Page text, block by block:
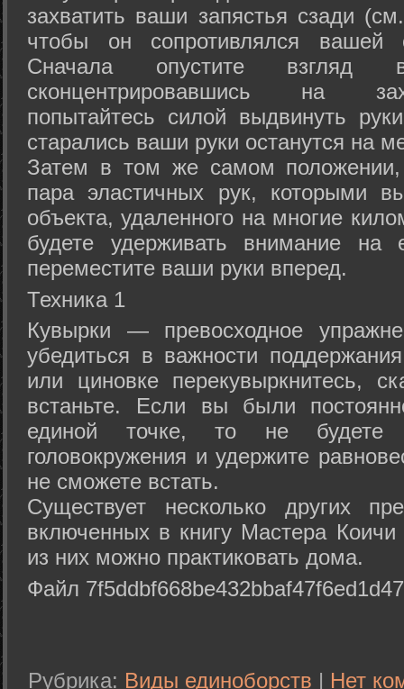
захватить ваши запястья сзади
чтобы он сопротивлялся вашей
Сначала опустите
сконцентрировавшись на
попытайтесь силой выдвинуть
старались ваши руки останутся на
Затем в том же самом положении,
пара эластичных рук, которыми
объекта, удаленного на многие
будете удерживать внимание на
переместите ваши руки вперед.
Техника 1
Кувырки — превосходное
убедиться в важности
или циновке перекувыркнитесь,
встаньте. Если вы были
единой точке, то не будете
головокружения и удержите
не сможете встать.
Существует несколько других
включенных в книгу Мастера
из них можно практиковать дома.
Файл
Рубрика: Виды единоборств | Нет